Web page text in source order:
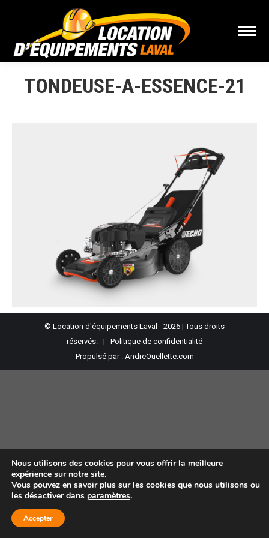
TONDEUSE-A-ESSENCE-21
© Location d'équipements Laval - 2026 | Tous droits
réservés. | Politique de confidentialité
Propulsé par : AndreOuellette.com
Nous utilisons des cookies pour vous offrir la meilleure
expérience sur notre site.
Vous pouvez en savoir plus sur les cookies que nous utilisons ou
les désactiver dans paramètres.
Accepter